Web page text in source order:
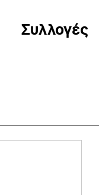
Συλλογές